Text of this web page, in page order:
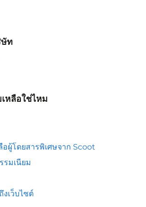
ษัท
หลือใช่ไหม
ผู้โดยสารพิเศษจาก Scoot
รมเนียม
เว็บไซต์